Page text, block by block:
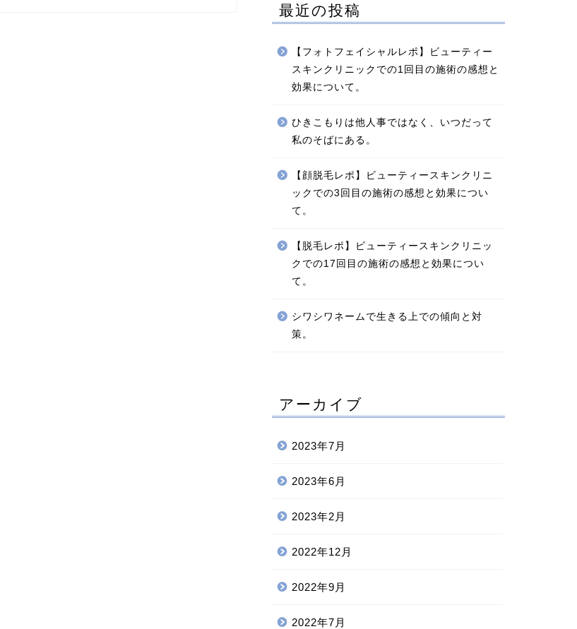
最近の投稿
【フォトフェイシャルレポ】ビューティー
スキンクリニックでの1回目の施術の感想と
効果について。
ひきこもりは他人事ではなく、いつだって
私のそばにある。
【顔脱毛レポ】ビューティースキンクリニ
ックでの3回目の施術の感想と効果につい
て。
【脱毛レポ】ビューティースキンクリニッ
クでの17回目の施術の感想と効果につい
て。
シワシワネームで生きる上での傾向と対
策。
アーカイブ
2023年7月
2023年6月
2023年2月
2022年12月
2022年9月
2022年7月